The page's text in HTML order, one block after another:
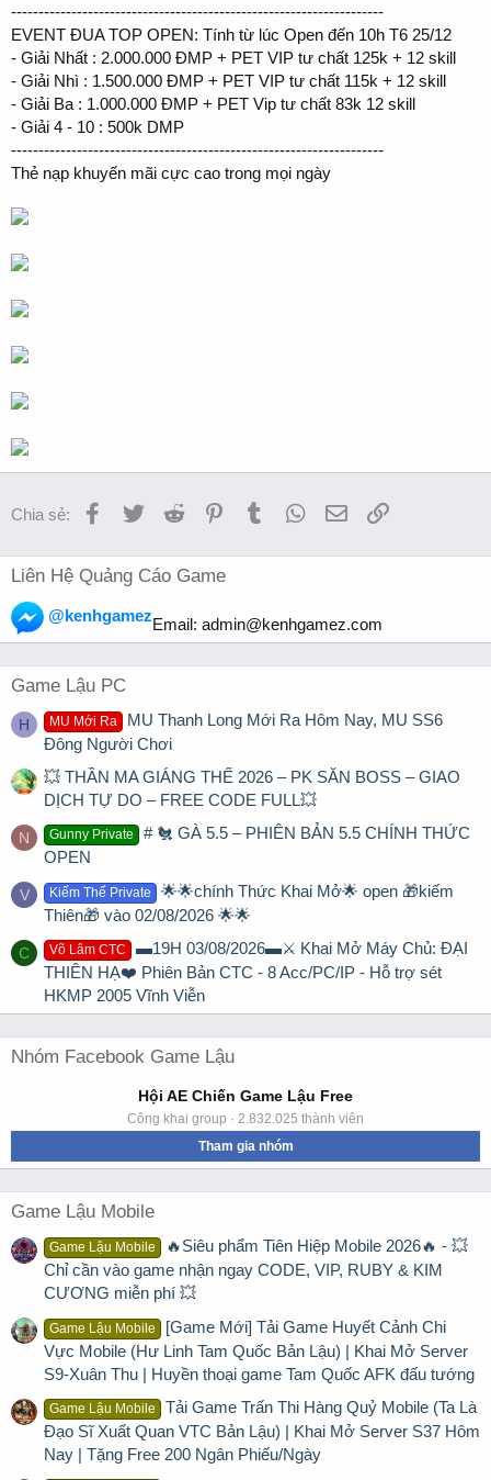
--------------------------------------------------------------------
EVENT ĐUA TOP OPEN: Tính từ lúc Open đến 10h T6 25/12
- Giải Nhất : 2.000.000 ĐMP + PET VIP tư chất 125k + 12 skill
- Giải Nhì : 1.500.000 ĐMP + PET VIP tư chất 115k + 12 skill
- Giải Ba : 1.000.000 ĐMP + PET Vip tư chất 83k 12 skill
- Giải 4 - 10 : 500k DMP
--------------------------------------------------------------------
Thẻ nạp khuyến mãi cực cao trong mọi ngày
Chia sẻ: Facebook
TwitterReddit PinterestTumblrWhatsApp
EmailLink
Liên Hệ Quảng Cáo Game
@kenhgamezEmail: admin@kenhgamez.com
Game Lậu PC
H MU Mới Ra
MU Thanh Long Mới Ra Hôm Nay, MU SS6
Đông Người Chơi
💥 THẦN MA GIÁNG THẾ 2026 – PK SĂN BOSS – GIAO
DỊCH TỰ DO – FREE CODE FULL💥
N Gunny Private
# 🐔 GÀ 5.5 – PHIÊN BẢN 5.5 CHÍNH THỨC
OPEN
V Kiếm Thế Private
🌟🌟chính Thức Khai Mở🌟 open 🎁kiếm
Thiên🎁 vào 02/08/2026 🌟🌟
C Võ Lâm CTC
▬19H 03/08/2026▬⚔️ Khai Mở Máy Chủ: ĐẠI
THIÊN HẠ❤️ Phiên Bản CTC - 8 Acc/PC/IP - Hỗ trợ sét
HKMP 2005 Vĩnh Viễn
Nhóm Facebook Game Lậu
Hội AE Chiến Game Lậu Free
Công khai group · 2.832.025 thành viên
Tham gia nhóm
Game Lậu Mobile
Game Lậu Mobile
🔥Siêu phẩm Tiên Hiệp Mobile 2026🔥 - 💥
Chỉ cần vào game nhận ngay CODE, VIP, RUBY & KIM
CƯƠNG miễn phí 💥
Game Lậu Mobile
[Game Mới] Tải Game Huyết Cảnh Chi
Vực Mobile (Hư Linh Tam Quốc Bản Lậu) | Khai Mở Server
S9-Xuân Thu | Huyền thoại game Tam Quốc AFK đấu tướng
Game Lậu Mobile
Tải Game Trấn Thi Hàng Quỷ Mobile (Ta Là
Đạo Sĩ Xuất Quan VTC Bản Lậu) | Khai Mở Server S37 Hôm
Nay | Tặng Free 200 Ngân Phiếu/Ngày